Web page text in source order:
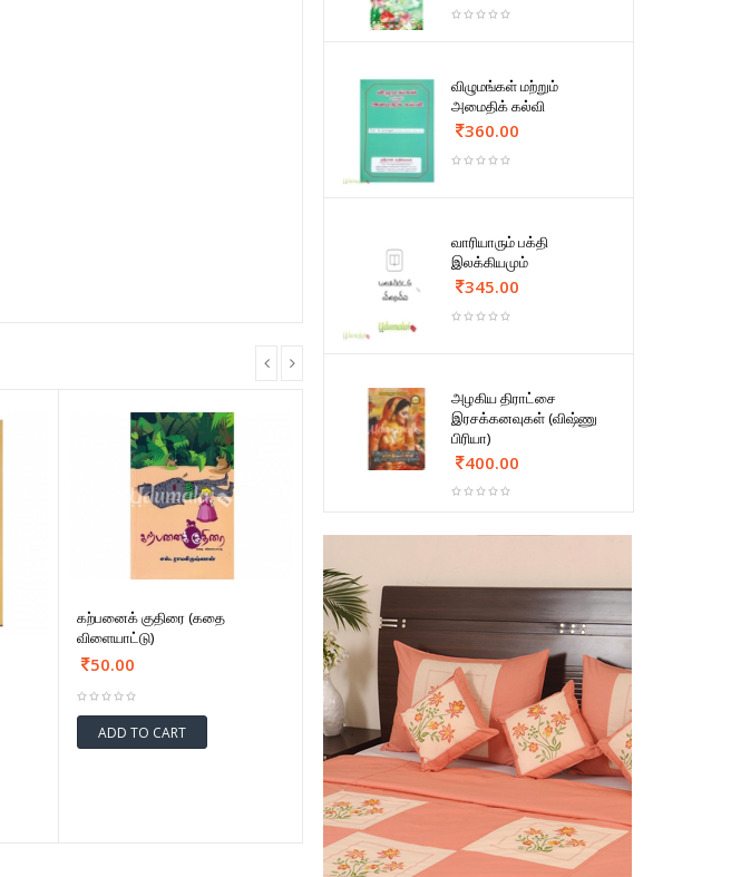
கற்பனைக் குதிரை (கதை
விளையாட்டு)
50.00
ADD TO CART
விழுமங்கள் மற்றும்
அமைதிக் கல்வி
360.00
வாரியாரும் பக்தி
இலக்கியமும்
345.00
அழகிய திராட்சை
இரசக்கனவுகள் (விஷ்ணு
பிரியா)
400.00